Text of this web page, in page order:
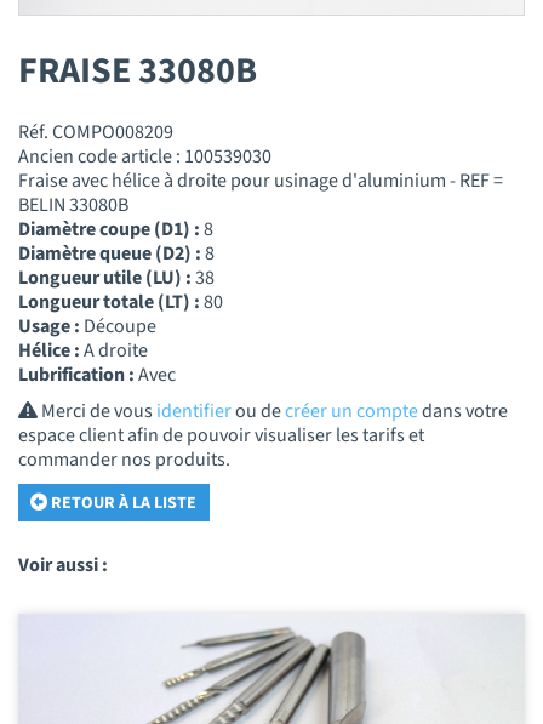
FRAISE 33080B
Réf. COMPO008209
Ancien code article : 100539030
Fraise avec hélice à droite pour usinage d'aluminium - REF =
BELIN 33080B
Diamètre coupe (D1) :8
Diamètre queue (D2) :8
Longueur utile (LU) :38
Longueur totale (LT) :80
Usage : Découpe
Hélice :A droite
Lubrification :Avec
Merci de vousidentifierou decréer un comptedans votre
espace client afin de pouvoir visualiser les tarifs et
commander nos produits.
RETOUR À LA LISTE
Voir aussi :